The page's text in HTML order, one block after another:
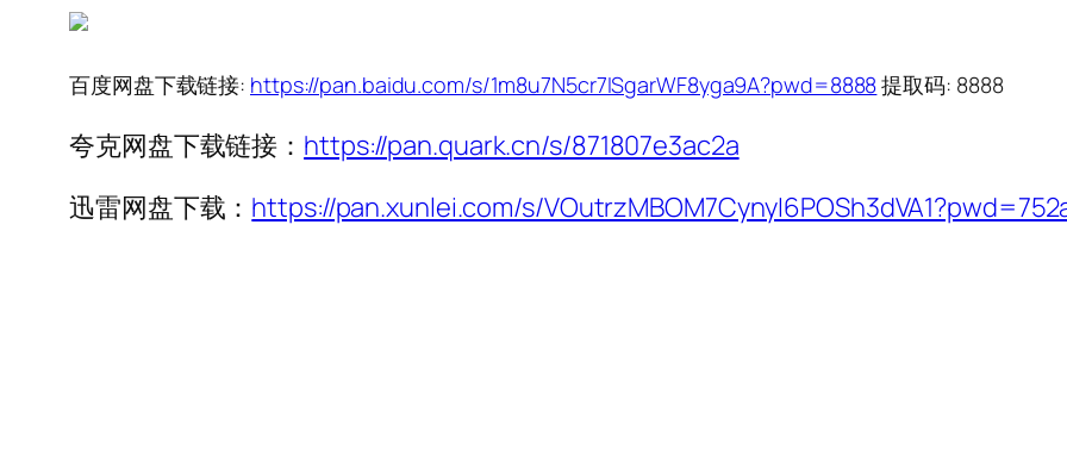
百度网盘下载链接: https://pan.baidu.com/s/1m8u7N5cr7ISgarWF8yga9A?pwd=8888提取码: 8888
夸克网盘下载链接： https://pan.quark.cn/s/871807e3ac2a
迅雷网盘下载： https://pan.xunlei.com/s/